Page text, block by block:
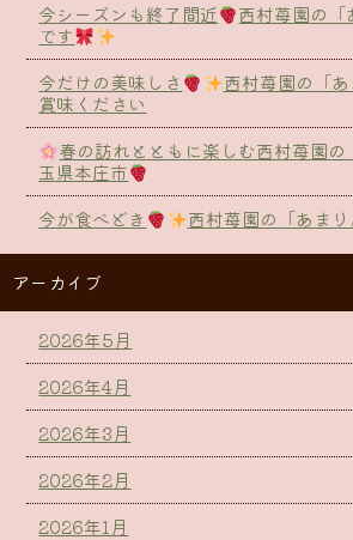
今シーズンも終了間近
西村苺園の「
です
今だけの美味しさ
西村苺園の「
賞味ください
春の訪れとともに楽しむ西村苺園の
玉県本庄市
今が食べどき
西村苺園の「あま
アーカイブ
2026年5月
2026年4月
2026年3月
2026年2月
2026年1月